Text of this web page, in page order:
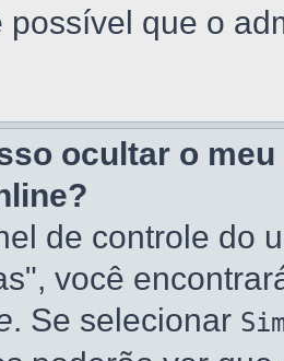
possível que o
ocultar o
de controle do
você
. Se selecionar